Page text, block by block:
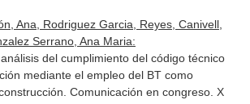
Ana, Rodriguez Garcia, Reyes, Canivell,
Serrano, Ana Maria:
del cumplimiento del código técnico
mediante el empleo del BT como
Comunicación en congreso. X